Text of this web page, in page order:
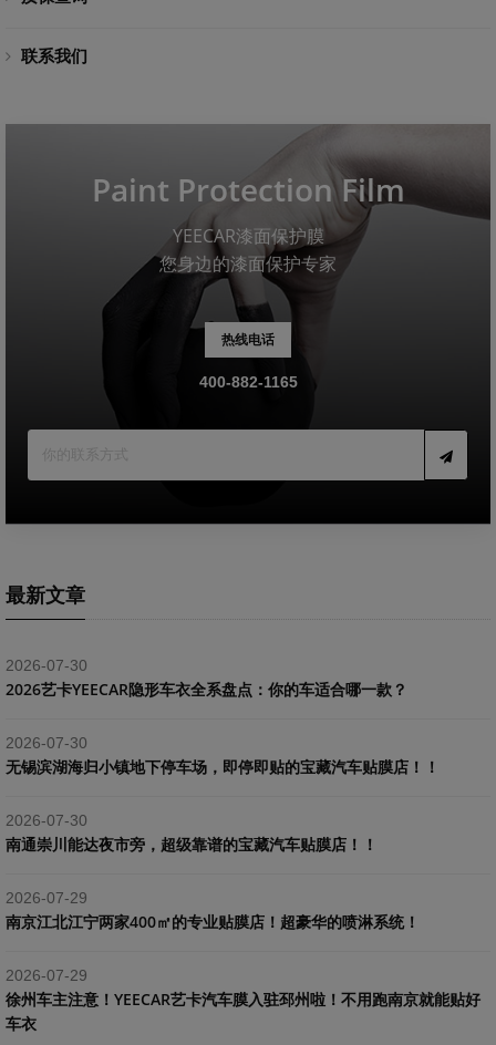
联系我们
Paint Protection Film
YEECAR漆面保护膜
您身边的漆面保护专家
热线电话
400-882-1165
最新文章
2026-07-30
2026艺卡YEECAR隐形车衣全系盘点：你的车适合哪一款？
2026-07-30
​无锡滨湖海归小镇地下停车场，即停即贴的宝藏汽车贴膜店！！
2026-07-30
南通崇川能达夜市旁，超级靠谱的宝藏汽车贴膜店！！
2026-07-29
南京江北江宁两家400㎡的专业贴膜店！超豪华的喷淋系统！
2026-07-29
​徐州车主注意！YEECAR艺卡汽车膜入驻邳州啦！不用跑南京就能贴好
车衣